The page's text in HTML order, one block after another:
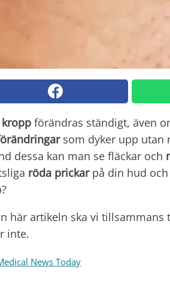
kropp förändras ständigt, även
som dyker upp utan
dessa kan man se fläckar och
röda prickar på din hud
här artikeln ska vi tillsammans
inte.
News Today